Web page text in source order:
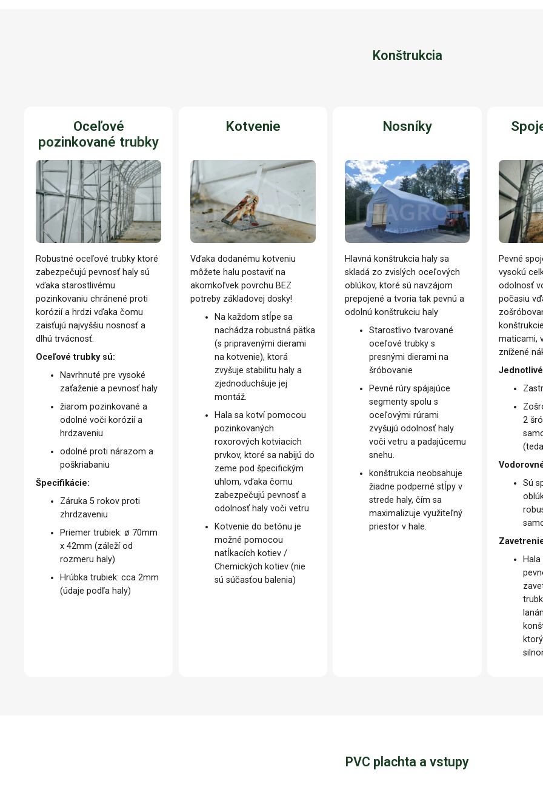
Konštrukcia
Oceľové
pozinkované trubky
Robustné oceľové trubky ktoré
zabezpečujú pevnosť haly sú
vďaka starostlivému
pozinkovaniu chránené proti
korózií a hrdzi vďaka čomu
zaisťujú najvyššiu nosnosť a
dlhú trvácnosť.
Oceľové trubky sú:
Navrhnuté pre vysoké
zaťaženie a pevnosť haly
žiarom pozinkované a
odolné voči korózií a
hrdzaveniu
odolné proti nárazom a
poškriabaniu
Špecifikácie:
Záruka 5 rokov proti
zhrdzaveniu
Priemer trubiek: ø 70mm
x 42mm (záleží od
rozmeru haly)
Hrúbka trubiek: cca 2mm
(údaje podľa haly)
Kotvenie
Vďaka dodanému kotveniu
môžete halu postaviť na
akomkoľvek povrchu BEZ
potreby základovej dosky!
Na každom stĺpe sa
nachádza robustná pätka
(s pripravenými dierami
na kotvenie), ktorá
zvyšuje stabilitu haly a
zjednoduchšuje jej
montáž.
Hala sa kotví pomocou
pozinkovaných
roxorových kotviacich
prvkov, ktoré sa nabijú do
zeme pod špecifickým
uhlom, vďaka čomu
zabezpečujú pevnosť a
odolnosť haly voči vetru
Kotvenie do betónu je
možné pomocou
natĺkacích kotiev /
Chemických kotiev (nie
sú súčasťou balenia)
Nosníky
Hlavná konštrukcia haly sa
skladá zo zvislých oceľových
oblúkov, ktoré sú navzájom
prepojené a tvoria tak pevnú a
odolnú konštrukciu haly
Starostlivo tvarované
oceľové trubky s
presnými dierami na
šróbovanie
Pevné rúry spájajúce
segmenty spolu s
oceľovými rúrami
zvyšujú odolnosť haly
voči vetru a padajúcemu
snehu.
konštrukcia neobsahuje
žiadne podperné stĺpy v
strede haly, čím sa
maximalizuje využiteľný
priestor v hale.
Pevné
vysokú
odolnosť
počasiu
maticami,
znížené
2
Sú
PVC plachta a vstupy